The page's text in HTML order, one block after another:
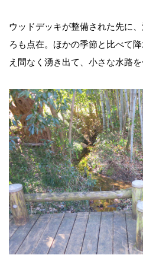
ウッドデッキが整備された先に
ろも点在。ほかの季節と比べて
え間なく湧き出て、小さな水路を